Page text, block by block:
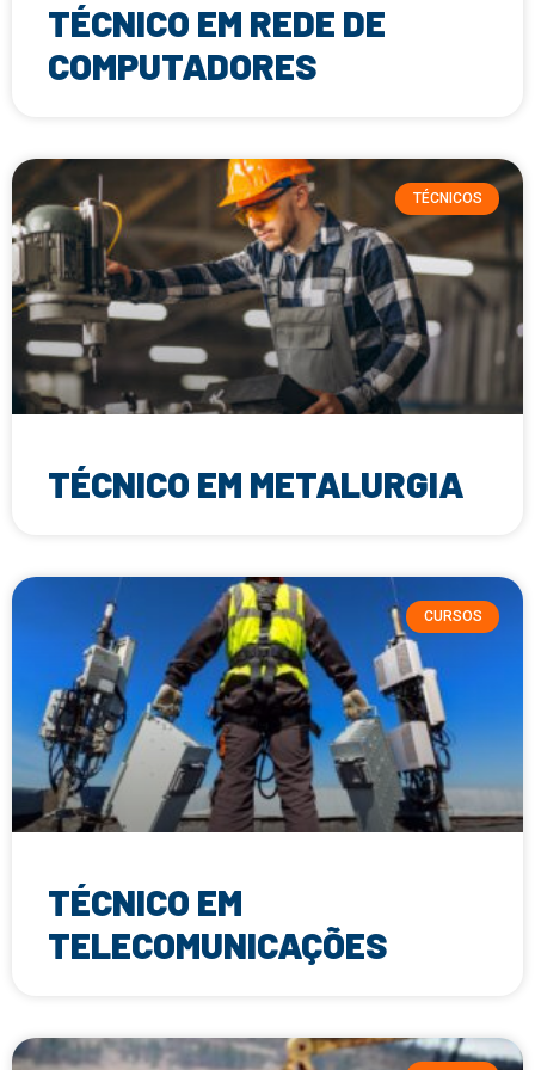
TÉCNICO EM REDE DE
COMPUTADORES
TÉCNICOS
TÉCNICO EM METALURGIA
CURSOS
TÉCNICO EM
TELECOMUNICAÇÕES